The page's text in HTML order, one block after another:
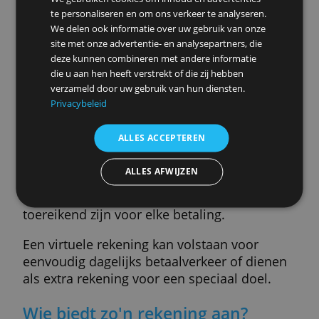
openen. Als je slechts een basisbehoefte
hebt aan bankdiensten, kan zo'n rekening
voordelig en handig zijn.
Een virtuele betaalrekening is geen
bankrekening maar een account bij een
online uitgever van elektronisch geld. Dat
brengt beperkingen met zich mee, maar
Wat kun je ermee?
Je kunt gewoon betalen en geld ontvangen,
bijvoorbeeld je salaris. De rekening werkt
Deze website maakt gebruik van
cookies.
We gebruiken cookies om inhoud en advertenties
te personaliseren en om ons verkeer te analyseren.
site met onze advertentie- en analysepartners, die